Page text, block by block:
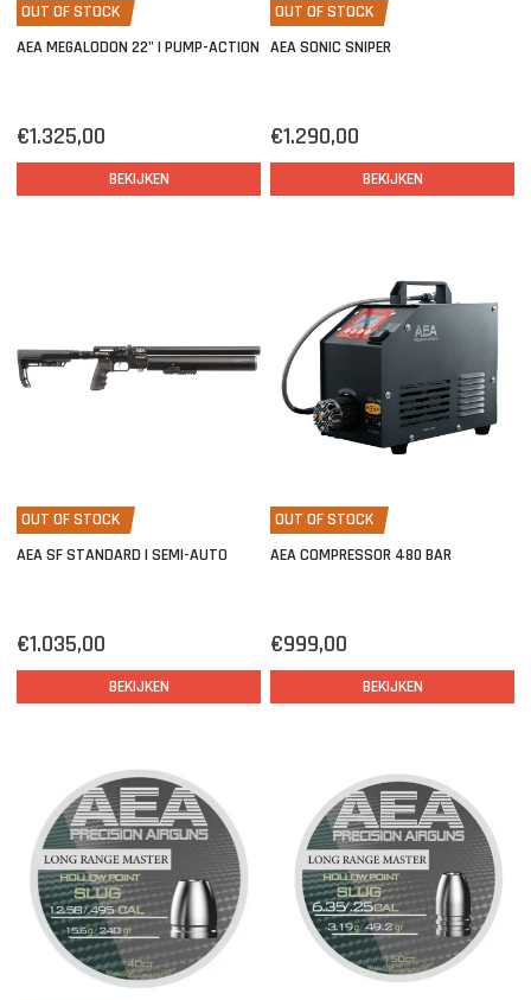
OUT OF STOCK
AEA MEGALODON 22" | PUMP-ACTION
€1.325,00
BEKIJKEN
OUT OF STOCK
AEA SONIC SNIPER
€1.290,00
BEKIJKEN
OUT OF STOCK
AEA SF STANDARD | SEMI-AUTO
€1.035,00
BEKIJKEN
OUT OF STOCK
AEA COMPRESSOR 480 BAR
€999,00
BEKIJKEN